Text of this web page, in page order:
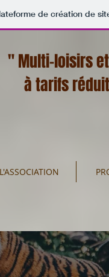
de création de
L'ASSOCIATION
" Multi-loisirs
à tarifs